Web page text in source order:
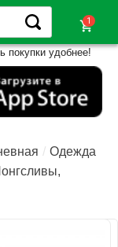
shopping_cart
покупки удобнее!
Одежда